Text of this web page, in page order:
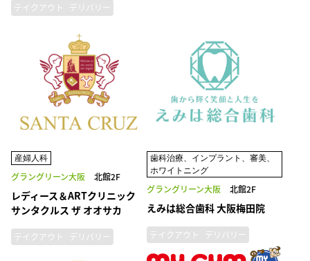
テイクアウト デリバリー
産婦人科
グラングリーン大阪 北館2F
レディース＆ARTクリニック
サンタクルス ザ オオサカ
テイクアウト デリバリー
歯科治療、インプラント、審美、
ホワイトニング
グラングリーン大阪 北館2F
えみは総合歯科 大阪梅田院
テイクアウト デリバリー